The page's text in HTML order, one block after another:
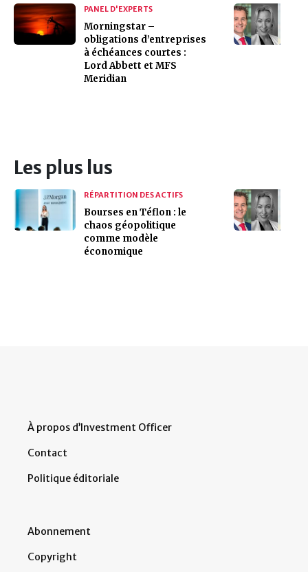
PANEL D'EXPERTS
Morningstar –
obligations d’entreprises
à échéances courtes :
Lord Abbett et MFS
Meridian
Les plus lus
RÉPARTITION DES ACTIFS
Bourses en Téflon : le
chaos géopolitique
comme modèle
économique
À propos d’Investment Officer
Contact
Politique éditoriale
Abonnement
Copyright